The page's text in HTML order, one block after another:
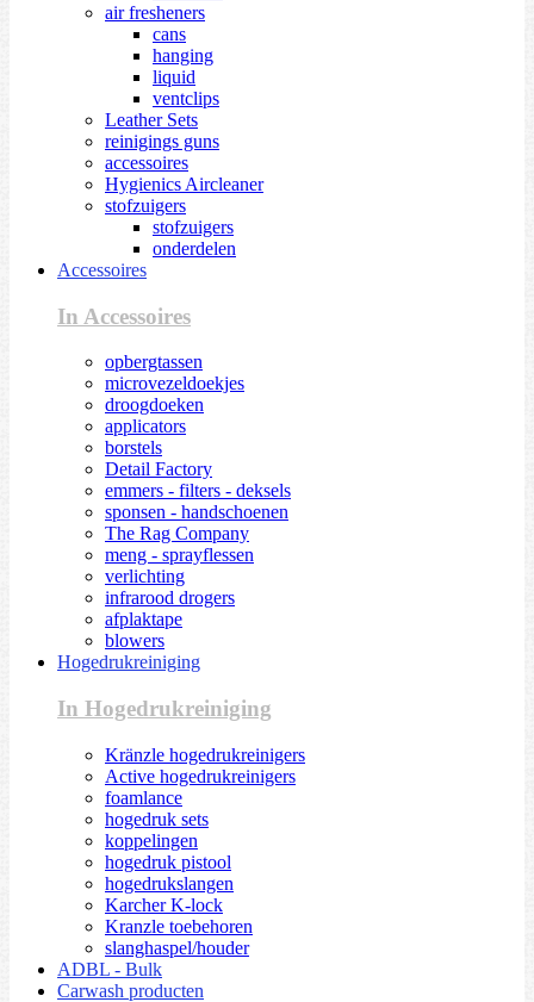
air fresheners
cans
hanging
liquid
ventclips
Leather Sets
reinigings guns
accessoires
Hygienics Aircleaner
stofzuigers
stofzuigers
onderdelen
Accessoires
In Accessoires
opbergtassen
microvezeldoekjes
droogdoeken
applicators
borstels
Detail Factory
emmers - filters - deksels
sponsen - handschoenen
The Rag Company
meng - sprayflessen
verlichting
infrarood drogers
afplaktape
blowers
Hogedrukreiniging
In Hogedrukreiniging
Kränzle hogedrukreinigers
Active hogedrukreinigers
foamlance
hogedruk sets
koppelingen
hogedruk pistool
hogedrukslangen
Karcher K-lock
Kranzle toebehoren
slanghaspel/houder
ADBL - Bulk
Carwash producten